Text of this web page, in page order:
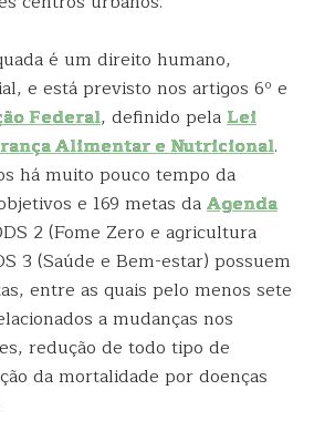
é um direito humano,
e está previsto nos artigos 6º e
Federal, definido pelaLei
Alimentar e Nutricional.
há muito pouco tempo da
e 169 metas daAgenda
2 (Fome Zero e agricultura
3 (Saúde e Bem-estar) possuem
entre as quais pelo menos sete
a mudanças nos
redução de todo tipo de
da mortalidade por doenças